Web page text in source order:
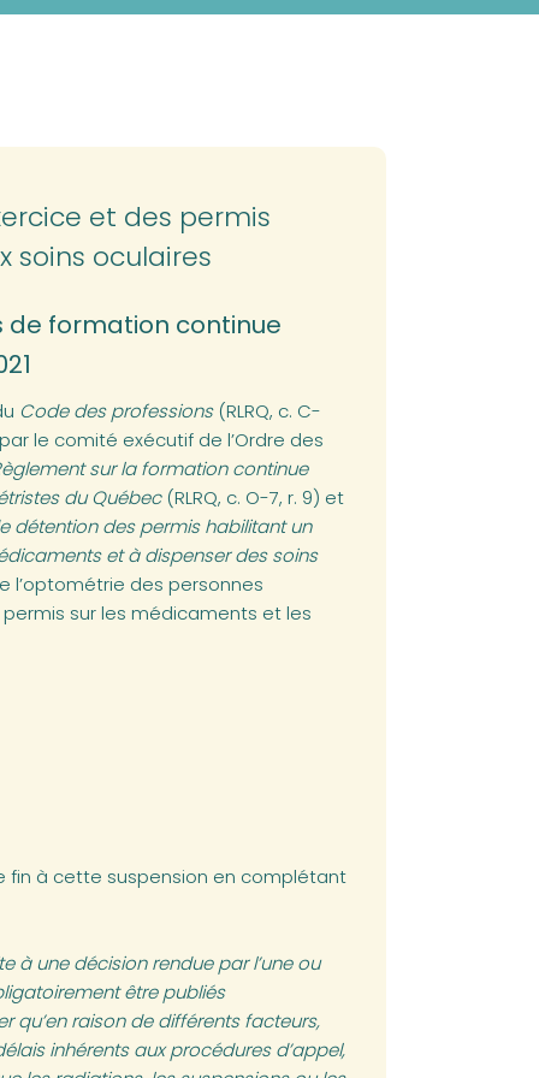
et des permis
soins oculaires
de formation continue
Code des professions(RLRQ, c. C-
le comité exécutif de l’Ordre des
sur la formation continue
du Québec(RLRQ, c. O-7, r. 9) et
détention des permis habilitant un
et à dispenser des soins
l’optométrie des personnes
sur les médicaments et les
à cette suspension en complétant
à une décision rendue par l’une ou
être publiés
qu’en raison de différents facteurs,
inhérents aux procédures d’appel,